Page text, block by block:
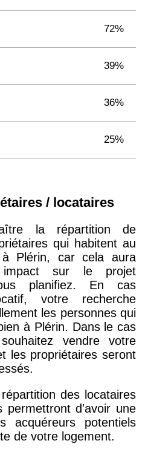
72%
39%
36%
25%
/ locataires
la répartition de
qui habitent au
Plérin, car cela aura
impact sur le projet
planifiez. En cas
votre recherche
les personnes qui
à Plérin. Dans le cas
vendre votre
les propriétaires seront
des locataires
permettront d'avoir une
acquéreurs potentiels
de votre logement.